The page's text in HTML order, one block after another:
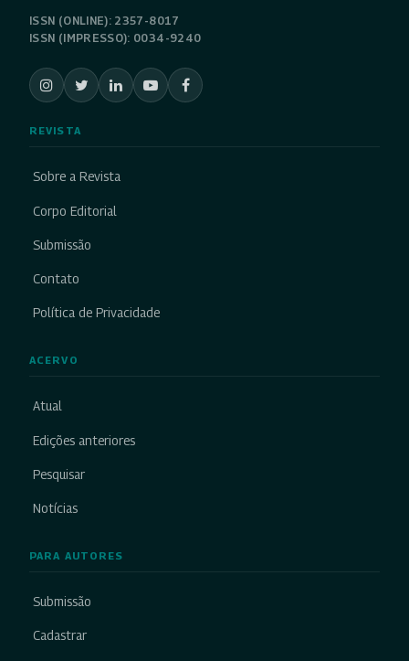
ISSN (ONLINE): 2357-8017
ISSN (IMPRESSO): 0034-9240
REVISTA
Sobre a Revista
Corpo Editorial
Submissão
Contato
Política de Privacidade
ACERVO
Atual
Edições anteriores
Pesquisar
Notícias
PARA AUTORES
Submissão
Cadastrar